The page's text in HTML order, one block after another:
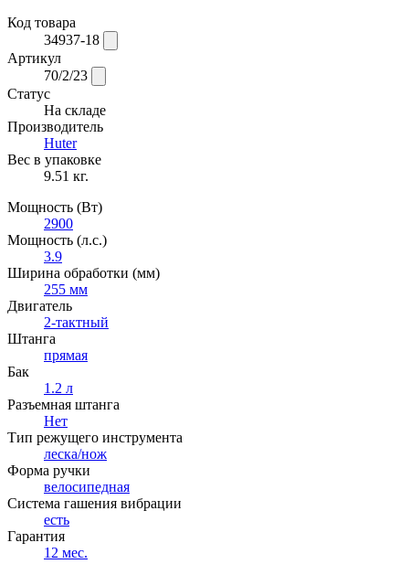
Код товара
34937-18
Артикул
70/2/23
Статус
На складе
Производитель
Huter
Вес в упаковке
9.51 кг.
Мощность (Вт)
2900
Мощность (л.с.)
3.9
Ширина обработки (мм)
255 мм
Двигатель
2-тактный
Штанга
прямая
Бак
1.2 л
Разъемная штанга
Нет
Тип режущего инструмента
леска/нож
Форма ручки
велосипедная
Система гашения вибрации
есть
Гарантия
12 мес.